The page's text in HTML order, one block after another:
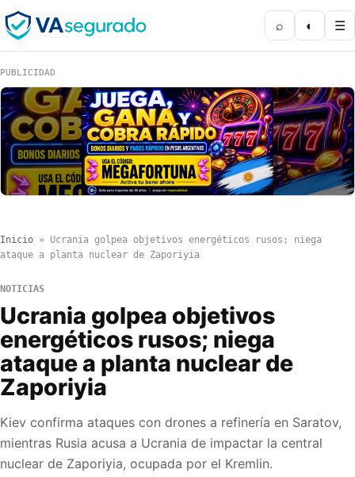
⌕ ◐ ☰
PUBLICIDAD
Inicio » Ucrania golpea objetivos energéticos rusos; niega
ataque a planta nuclear de Zaporiyia
NOTICIAS
Ucrania golpea objetivos
energéticos rusos; niega
ataque a planta nuclear de
Zaporiyia
Kiev confirma ataques con drones a refinería en Saratov,
mientras Rusia acusa a Ucrania de impactar la central
nuclear de Zaporiyia, ocupada por el Kremlin.